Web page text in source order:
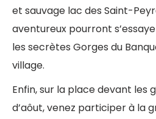
et sauvage lac des Saint-
aventureux pourront
les secrètes Gorges du
village.
Enfin, sur la place devant les
d’aôut, venez participer à la